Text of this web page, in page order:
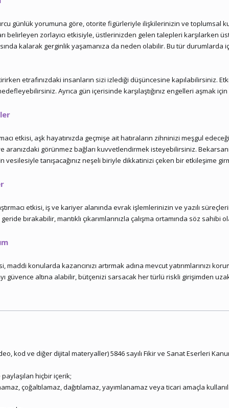
günlük yorumuna göre, otorite figürleriyle ilişkilerinizin ve toplumsal
belirleyen zorlayıcı etkisiyle, üstlerinizden gelen talepleri karşılarken
kalarak gerginlik yaşamanıza da neden olabilir. Bu tür
etrafınızdaki insanların sizi izlediği düşüncesine kapılabilirsiniz.
Ayrıca gün içerisinde karşılaştığınız engelleri aşmak
etkisi, aşk hayatınızda geçmişe ait hatıraların zihninizi meşgul
aranızdaki görünmez bağları kuvvetlendirmek isteyebilirsiniz.
tanışacağınız neşeli biriyle dikkatinizi çeken bir etkileşime
etkisi, iş ve kariyer alanında evrak işlemlerinizin ve yazılı
bırakabilir, mantıklı çıkarımlarınızla çalışma ortamında söz sahibi
maddi konularda kazancınızı artırmak adına mevcut yatırımlarınızı
güvence altına alabilir, bütçenizi sarsacak her türlü riskli girişimden
kod ve diğer dijital materyaller) 5846 sayılı Fikir ve Sanat Eserleri
hiçbir içerik;
çoğaltılamaz, dağıtılamaz, yayımlanamaz veya ticari amaçla